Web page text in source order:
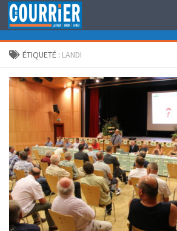
Au dessous du contenu
ÉTIQUETÉ : LANDI